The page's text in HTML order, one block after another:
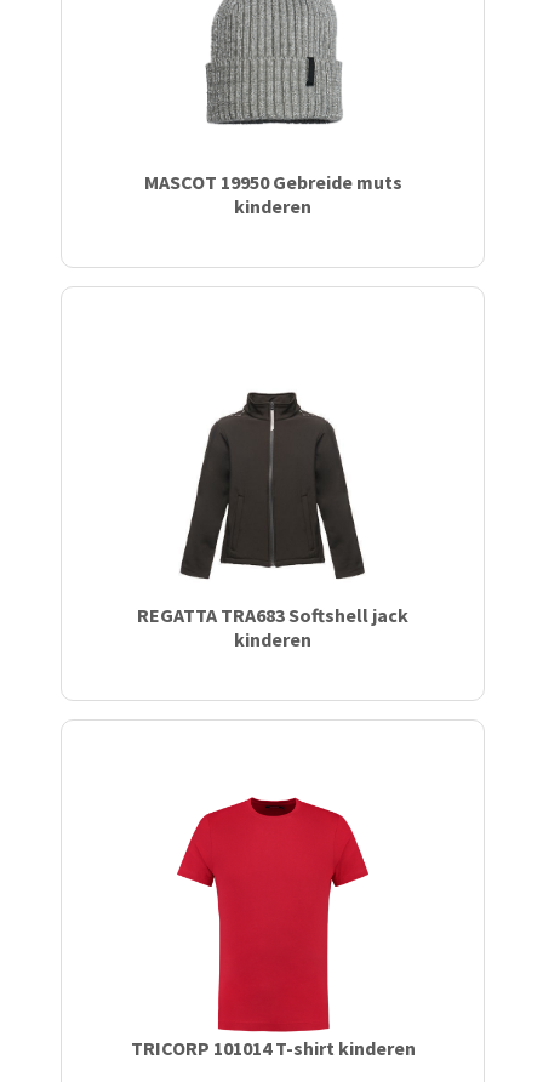
MASCOT 19950 Gebreide muts
kinderen
REGATTA TRA683 Softshell jack
kinderen
TRICORP 101014 T-shirt kinderen